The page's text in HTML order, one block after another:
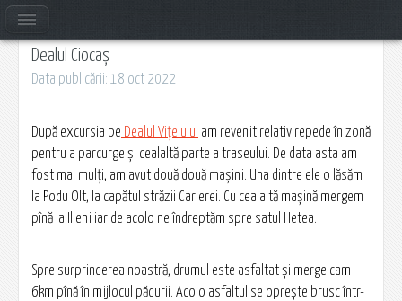
Dealul Ciocaș
Data publicării: 18 oct 2022
După excursia pe Dealul Vițelului am revenit relativ repede în zonă
pentru a parcurge și cealaltă parte a traseului. De data asta am
fost mai mulți, am avut două două mașini. Una dintre ele o lăsăm
la Podu Olt, la capătul străzii Carierei. Cu cealaltă mașină mergem
pînă la Ilieni iar de acolo ne îndreptăm spre satul Hetea.
Spre surprinderea noastră, drumul este asfaltat și merge cam
6km pînă în mijlocul pădurii. Acolo asfaltul se oprește brusc într-